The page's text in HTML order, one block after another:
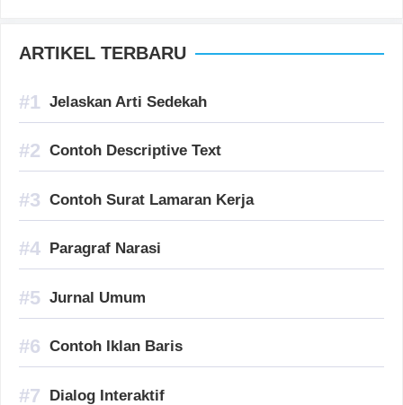
ARTIKEL TERBARU
Jelaskan Arti Sedekah
Contoh Descriptive Text
Contoh Surat Lamaran Kerja
Paragraf Narasi
Jurnal Umum
Contoh Iklan Baris
Dialog Interaktif